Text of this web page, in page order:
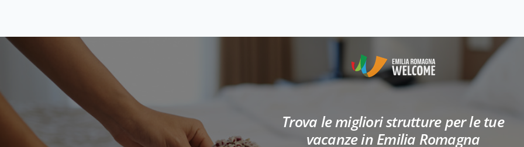
Trova le migliori strutture per le tue
vacanze in Emilia Romagna